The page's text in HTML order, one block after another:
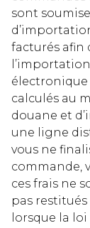
sont
facturés afin
électronique
calculés au
douane et
une ligne
vous ne
commande,
ces frais ne
pas restitués
lorsque la